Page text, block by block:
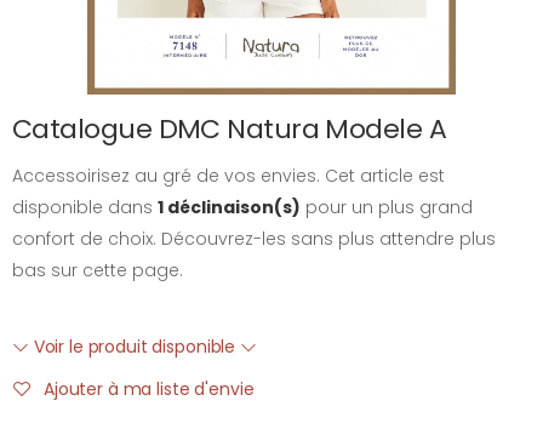
Catalogue DMC Natura Modele A
Accessoirisez au gré de vos envies. Cet article est
disponible dans 1 déclinaison(s) pour un plus grand
confort de choix. Découvrez-les sans plus attendre plus
bas sur cette page.
Voir le produit disponible
Ajouter à ma liste d'envie